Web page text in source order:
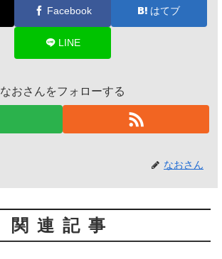
Facebook はてブ
LINE
なおさんをフォローする
なおさん
関連記事